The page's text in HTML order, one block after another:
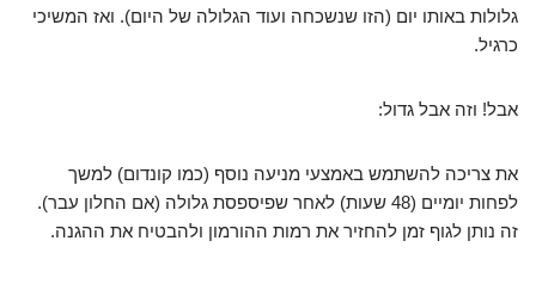
גלולות באותו יום (הזו שנשכחה ועוד הגלולה של היום). ואז המשיכי
כרגיל.
אבל! וזה אבל גדול:
את צריכה להשתמש באמצעי מניעה נוסף (כמו קונדום) למשך
לפחות יומיים (48 שעות) לאחר שפיספסת גלולה (אם החלון עבר).
זה נותן לגוף זמן להחזיר את רמות ההורמון ולהבטיח את ההגנה.